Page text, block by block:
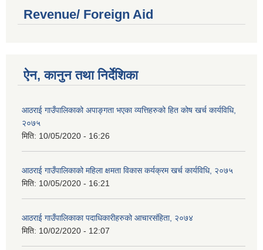
Revenue/ Foreign Aid
ऐन, कानुन तथा निर्देशिका
आठराई गाउँपालिकाको अपाङ्गता भएका व्यत्तिहरुको हित कोष खर्च कार्यविधि,
२०७५
मिति: 10/05/2020 - 16:26
आठराई गाउँपालिकाको महिला क्षमता विकास कर्यक्रम खर्च कार्यविधि, २०७५
मिति: 10/05/2020 - 16:21
आठराई गाउँपालिकाका पदाधिकारीहरुको आचारसंहिता, २०७४
मिति: 10/02/2020 - 12:07